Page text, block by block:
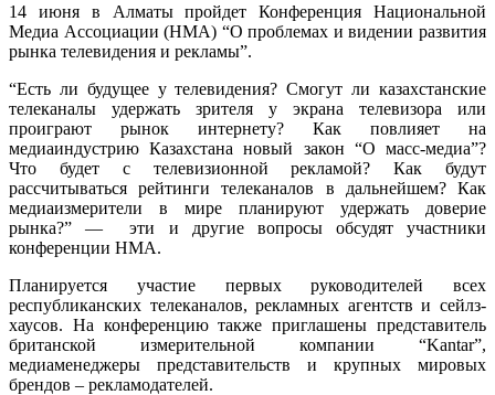
14 июня в Алматы пройдет Конференция Национальной
Медиа Ассоциации (НМА) “О проблемах и видении развития
рынка телевидения и рекламы”.
“Есть ли будущее у телевидения? Смогут ли казахстанские
телеканалы удержать зрителя у экрана телевизора или
проиграют рынок интернету? Как повлияет на
медиаиндустрию Казахстана новый закон “О масс-медиа”?
Что будет с телевизионной рекламой? Как будут
рассчитываться рейтинги телеканалов в дальнейшем? Как
медиаизмерители в мире планируют удержать доверие
рынка?” — эти и другие вопросы обсудят участники
конференции НМА.
Планируется участие первых руководителей всех
республиканских телеканалов, рекламных агентств и сейлз-
хаусов. На конференцию также приглашены представитель
британской измерительной компании “Kantar”,
медиаменеджеры представительств и крупных мировых
брендов – рекламодателей.